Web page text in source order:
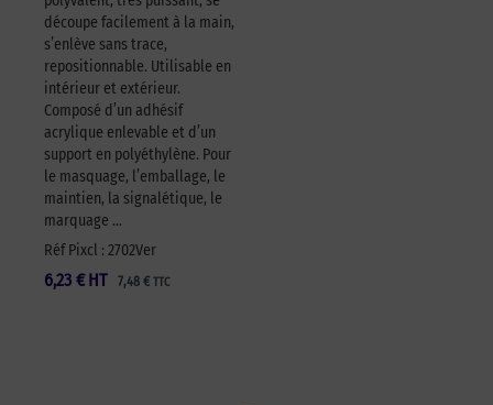
découpe facilement à la main,
s’enlève sans trace,
repositionnable. Utilisable en
intérieur et extérieur.
Composé d’un adhésif
acrylique enlevable et d’un
support en polyéthylène. Pour
le masquage, l’emballage, le
maintien, la signalétique, le
marquage …
Réf Pixcl : 2702Ver
6,23 € 7,48 € TTC
HT